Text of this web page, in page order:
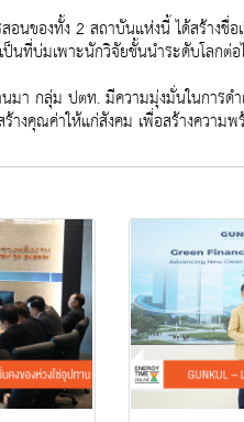
อนของทั้ง 2 สถาบันแห่งนี้ ได้สร้าง
นที่บ่มเพาะนักวิจัยชั้นนำระดับโลกต่อ
มา กลุ่ม ปตท. มีความมุ่งมั่นในการด
างคุณค่าให้แก่สังคม เพื่อสร้างความ